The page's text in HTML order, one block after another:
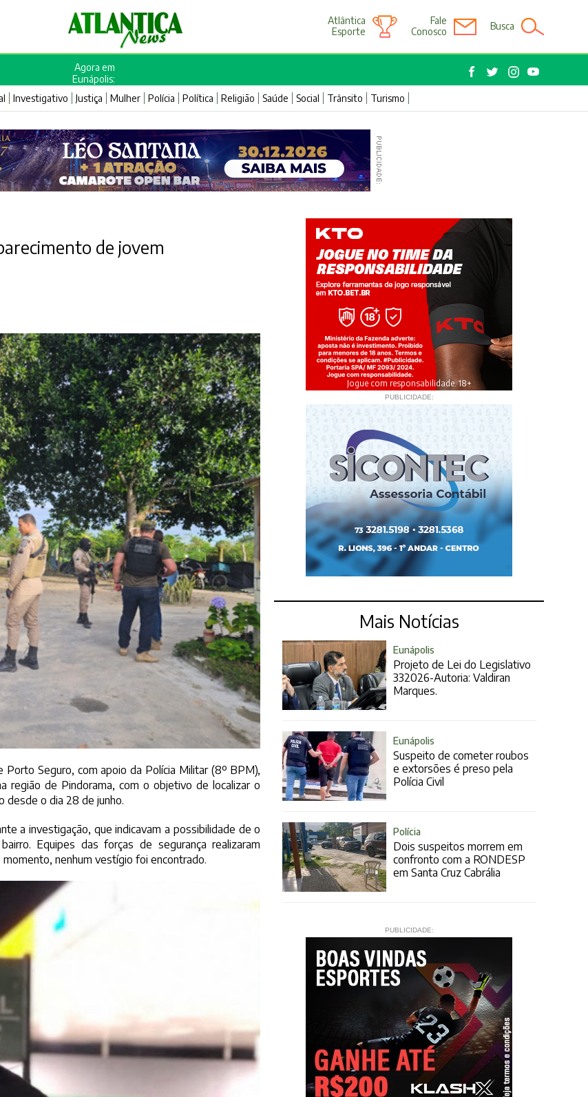
Atlântica
Esporte
Fale
Conosco
Busca
Agora em
Eunápolis:
Investigativo Justiça Mulher Polícia Política Religião Saúde Social Trânsito Turismo
de jovem
Porto Seguro, com apoio da Polícia Militar (8º BPM),
região de Pindorama, com o objetivo de localizar o
desde o dia 28 de junho.
a investigação, que indicavam a possibilidade de o
Equipes das forças de segurança realizaram
nenhum vestígio foi encontrado.
Jogue com responsabilidade. 18+
PUBLICIDADE:
Mais Notícias
Eunápolis
Projeto de Lei do Legislativo
332026-Autoria: Valdiran
Marques.
Eunápolis
Suspeito de cometer roubos
e extorsões é preso pela
Polícia Civil
Polícia
Dois suspeitos morrem em
confronto com a RONDESP
em Santa Cruz Cabrália
PUBLICIDADE: